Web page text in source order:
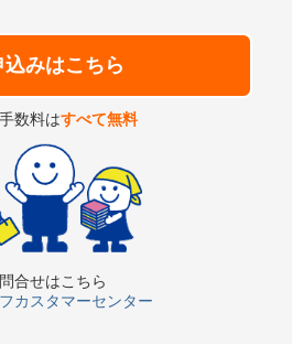
込みはこちら
数料はすべて無料
合せはこちら
カスタマーセンター